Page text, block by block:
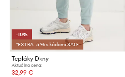
-10%
*EXTRA -5 % s kódom: SALE
Tepláky Dkny
Aktuálna cena:
32,99 €